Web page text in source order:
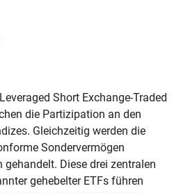
Short Exchange-Traded
die Partizipation an den
Gleichzeitig werden die
Sondervermögen
Diese drei zentralen
gehebelter ETFs führen